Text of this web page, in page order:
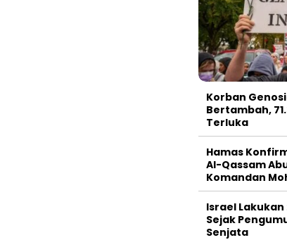
Korban
Bertambah,
Terluka
Hamas
Al-Qassam
Komandan
Israel
Sejak
Senjata